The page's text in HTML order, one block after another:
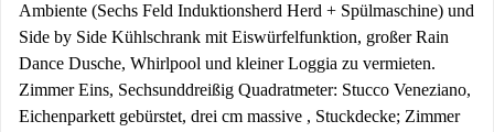
Ambiente (Sechs Feld Induktionsherd Herd + Spülmaschine) und
Side by Side Kühlschrank mit Eiswürfelfunktion, großer Rain
Dance Dusche, Whirlpool und kleiner Loggia zu vermieten.
Zimmer Eins, Sechsunddreißig Quadratmeter: Stucco Veneziano,
Eichenparkett gebürstet, drei cm massive , Stuckdecke; Zimmer